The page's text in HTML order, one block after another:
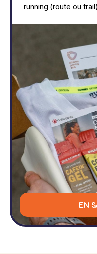
running (route ou
EN